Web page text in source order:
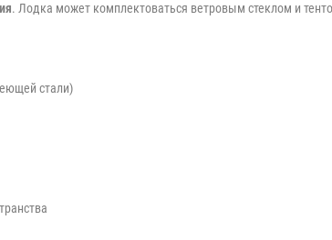
. Лодка может комплектоваться ветровым стеклом и
стали)